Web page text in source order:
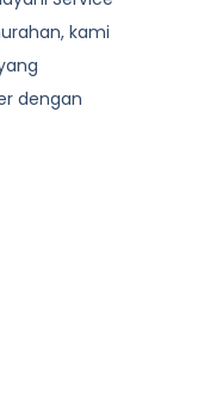
kami
dengan